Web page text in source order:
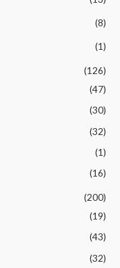
(8)
(1)
(126)
(47)
(30)
(32)
(1)
(16)
(200)
(19)
(43)
(32)